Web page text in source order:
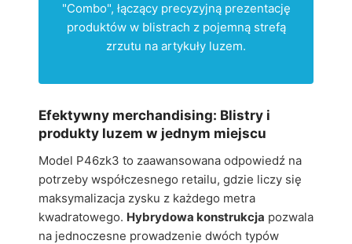
"Combo", łączący precyzyjną prezentację
produktów w blistrach z pojemną strefą
zrzutu na artykuły luzem.
Efektywny merchandising: Blistry i
produkty luzem w jednym miejscu
Model P46zk3 to zaawansowana odpowiedź na
potrzeby współczesnego retailu, gdzie liczy się
maksymalizacja zysku z każdego metra
kwadratowego. Hybrydowa konstrukcja pozwala
na jednoczesne prowadzenie dwóch typów